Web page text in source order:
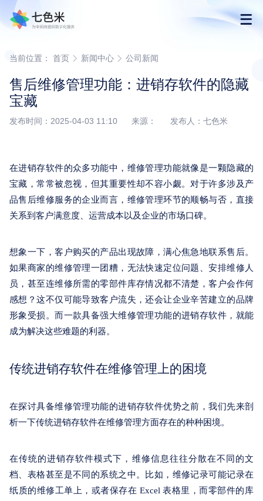
首页
产品
解决方案
下载
购买
关于我们
当前位置： 首页 新闻中心 公司新闻
售后维修管理功能：进销存软件的隐藏
宝藏
发布时间：2025-04-03 11:10 来源： 发布人：七色米
在进销存软件的众多功能中，维修管理功能就像是一颗隐藏的
宝藏，常常被忽视，但其重要性却不容小觑。对于许多涉及产
品售后维修服务的企业而言，维修管理环节的顺畅与否，直接
关系到客户满意度、运营成本以及企业的市场口碑。
想象一下，客户购买的产品出现故障，满心焦急地联系售后。
如果商家的维修管理一团糟，无法快速定位问题、安排维修人
员，甚至连维修所需的零部件库存情况都不清楚，客户会作何
感想？这不仅可能导致客户流失，还会让企业辛苦建立的品牌
形象受损。而一款具备强大维修管理功能的进销存软件，就能
成为解决这些难题的利器。
传统进销存软件在维修管理上的困境
在探讨具备维修管理功能的进销存软件优势之前，我们先来剖
析一下传统进销存软件在维修管理方面存在的种种困境。
在传统的进销存软件模式下，维修信息往往分散在不同的文
档、表格甚至是不同的系统之中。比如，维修记录可能记录在
纸质的维修工单上，或者保存在 Excel 表格里，而零部件的库